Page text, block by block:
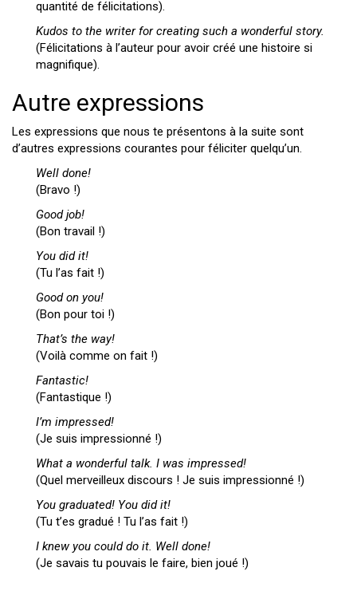
quantité de félicitations).
Kudos to the writer for creating such a wonderful story.
(Félicitations à l’auteur pour avoir créé une histoire si
magnifique).
Autre expressions
Les expressions que nous te présentons à la suite sont
d’autres expressions courantes pour féliciter quelqu’un.
Well done!
(Bravo !)
Good job!
(Bon travail !)
You did it!
(Tu l’as fait !)
Good on you!
(Bon pour toi !)
That’s the way!
(Voilà comme on fait !)
Fantastic!
(Fantastique !)
I’m impressed!
(Je suis impressionné !)
What a wonderful talk. I was impressed!
(Quel merveilleux discours ! Je suis impressionné !)
You graduated! You did it!
(Tu t’es gradué ! Tu l’as fait !)
I knew you could do it. Well done!
(Je savais tu pouvais le faire, bien joué !)